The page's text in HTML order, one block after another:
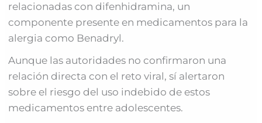
relacionadas con difenhidramina, un
componente presente en medicamentos para la
alergia como Benadryl.
Aunque las autoridades no confirmaron una
relación directa con el reto viral, sí alertaron
sobre el riesgo del uso indebido de estos
medicamentos entre adolescentes.